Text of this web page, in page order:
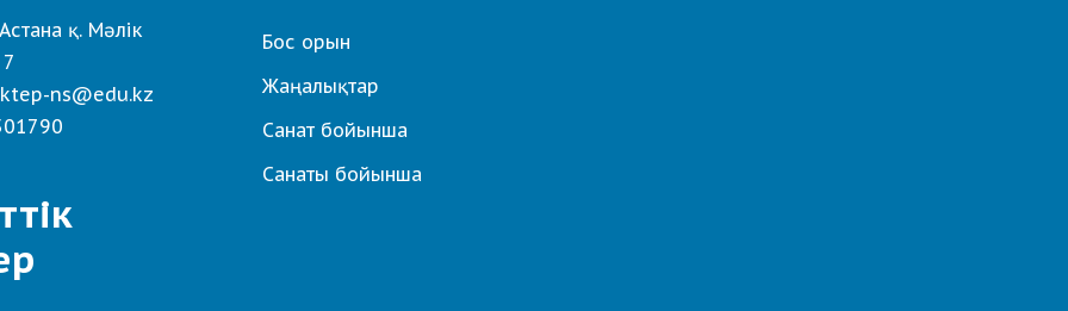
қ. Мәлік
ns@edu.kz
Бос орын
Жаңалықтар
Санат бойынша
Санаты бойынша